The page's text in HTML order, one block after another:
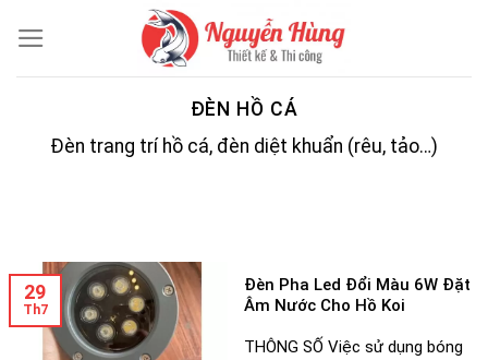
content
ĐÈN HỒ CÁ
Đèn trang trí hồ cá, đèn diệt khuẩn (rêu, tảo…)
Đèn Pha Led Đổi Màu 6W Đặt
Âm Nước Cho Hồ Koi
THÔNG SỐ Việc sử dụng bóng
29
Th7